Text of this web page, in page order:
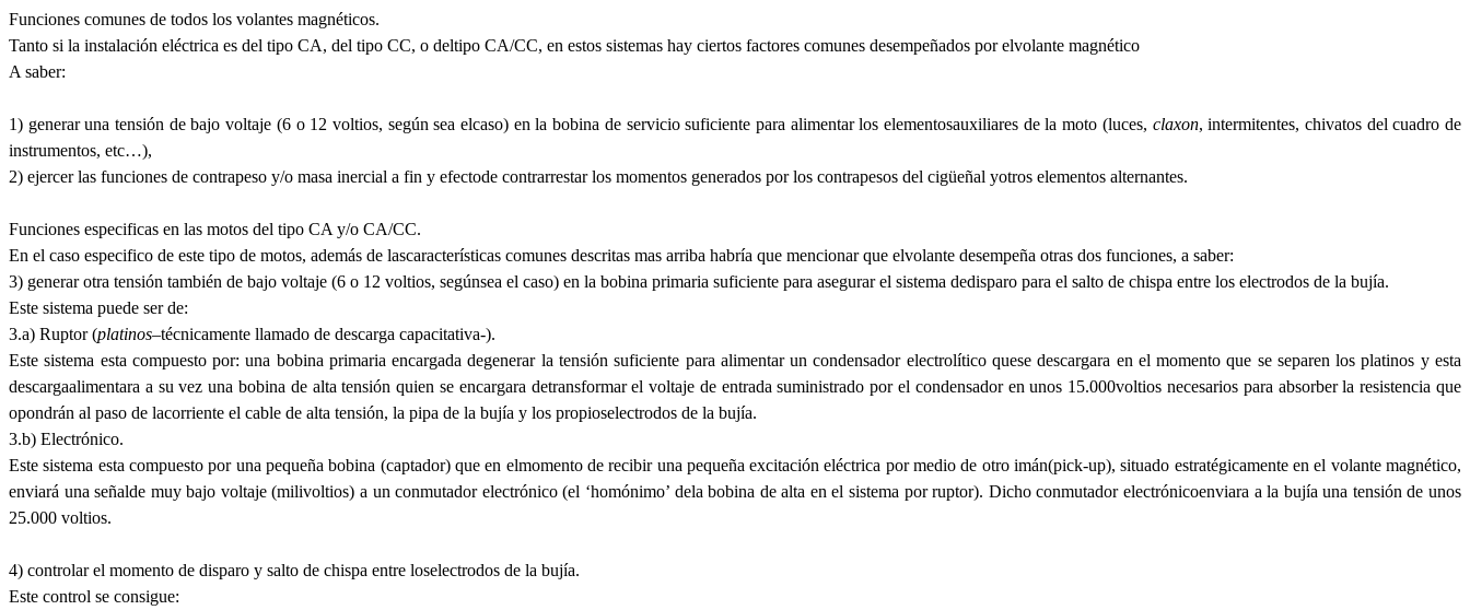
Funciones comunes de todos los volantes magnéticos.
Tanto si la instalación eléctrica es del tipo CA, del tipo CC, o deltipo CA/CC, en estos sistemas hay ciertos factores comunes desempeñados por elvolante magnético
A saber:
1) generar una tensión de bajo voltaje (6 o 12 voltios, según sea elcaso) en la bobina de servicio suficiente para alimentar los elementosauxiliares de la moto (luces, claxon, intermitentes, chivatos del cuadro de
instrumentos, etc…),
2) ejercer las funciones de contrapeso y/o masa inercial a fin y efectode contrarrestar los momentos generados por los contrapesos del cigüeñal yotros elementos alternantes.
Funciones especificas en las motos del tipo CA y/o CA/CC.
En el caso especifico de este tipo de motos, además de lascaracterísticas comunes descritas mas arriba habría que mencionar que elvolante desempeña otras dos funciones, a saber:
3) generar otra tensión también de bajo voltaje (6 o 12 voltios, segúnsea el caso) en la bobina primaria suficiente para asegurar el sistema dedisparo para el salto de chispa entre los electrodos de la bujía.
Este sistema puede ser de:
3.a) Ruptor (platinos–técnicamente llamado de descarga capacitativa-).
Este sistema esta compuesto por: una bobina primaria encargada degenerar la tensión suficiente para alimentar un condensador electrolítico quese descargara en el momento que se separen los platinos y esta
descargaalimentara a su vez una bobina de alta tensión quien se encargara detransformar el voltaje de entrada suministrado por el condensador en unos 15.000voltios necesarios para absorber la resistencia que
opondrán al paso de lacorriente el cable de alta tensión, la pipa de la bujía y los propioselectrodos de la bujía.
3.b) Electrónico.
Este sistema esta compuesto por una pequeña bobina (captador) que en elmomento de recibir una pequeña excitación eléctrica por medio de otro imán(pick-up), situado estratégicamente en el volante magnético,
enviará una señalde muy bajo voltaje (milivoltios) a un conmutador electrónico (el ‘homónimo’ dela bobina de alta en el sistema por ruptor). Dicho conmutador electrónicoenviara a la bujía una tensión de unos
25.000 voltios.
4) controlar el momento de disparo y salto de chispa entre loselectrodos de la bujía.
Este control se consigue: